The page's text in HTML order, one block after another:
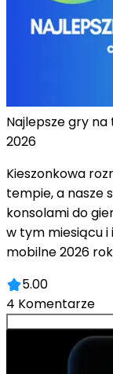
Najlepsze gry na
2026
Kieszonkowa
tempie, a nasze
konsolami do
w tym miesiącu i
mobilne 2026
5.00
4 Komentarze